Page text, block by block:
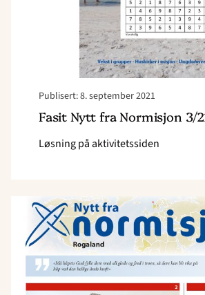
Publisert: 8. september 2021
Fasit Nytt fra Normisjon 3/
Løsning på aktivitetssiden
Read
article
"Nytt
fra
Normisjon
1/21"